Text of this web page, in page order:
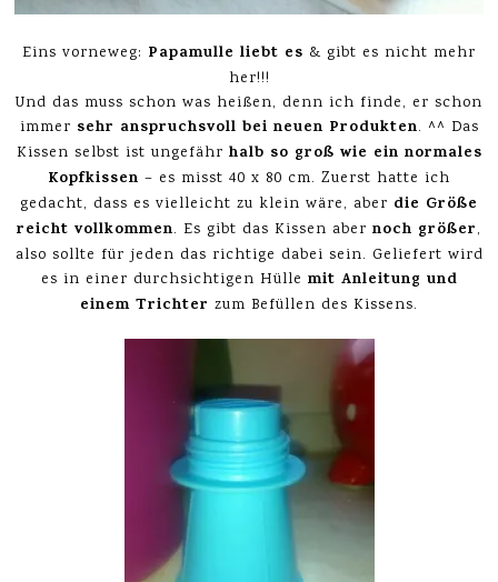
Eins vorneweg: Papamulle liebt es & gibt es nicht mehr
her!!!
Und das muss schon was heißen, denn ich finde, er schon
immer sehr anspruchsvoll bei neuen Produkten. ^^ Das
Kissen selbst ist ungefähr halb so groß wie ein normales
Kopfkissen – es misst 40 x 80 cm. Zuerst hatte ich
gedacht, dass es vielleicht zu klein wäre, aber die Größe
reicht vollkommen. Es gibt das Kissen aber noch größer,
also sollte für jeden das richtige dabei sein. Geliefert wird
es in einer durchsichtigen Hülle mit Anleitung und
einem Trichter zum Befüllen des Kissens.